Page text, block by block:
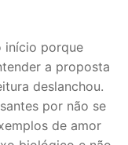
início porque
a proposta
deslanchou.
por não se
de amor